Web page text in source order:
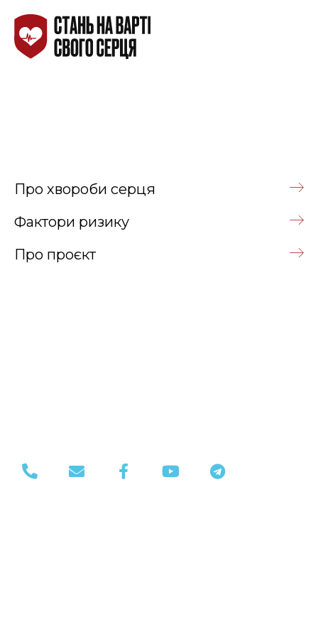
Про хвороби серця
Фактори ризику
Про проєкт